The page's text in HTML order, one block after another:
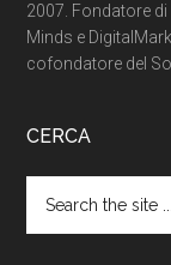
2007. Fondatore
Minds e
cofondatore del
CERCA